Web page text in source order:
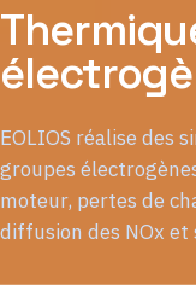
EOLIOS réalise des
groupes
moteur, pertes de
diffusion des NOx et